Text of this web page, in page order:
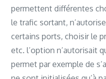
permettent différentes
le trafic sortant,
certains ports, choisir le
etc. l’option n’autorisait
permet par exemple de